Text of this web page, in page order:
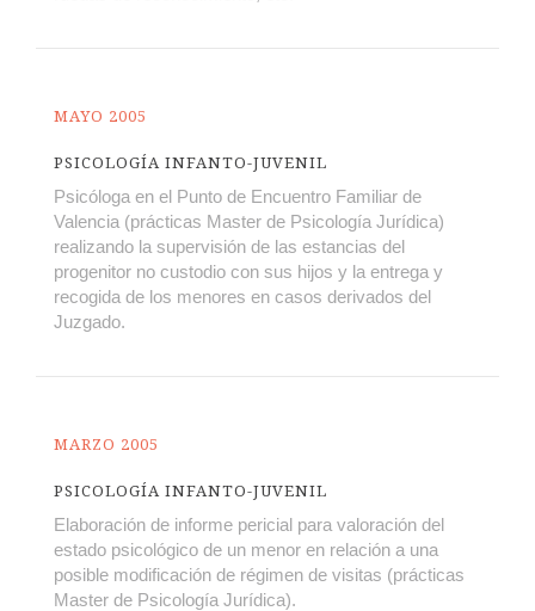
MAYO 2005
PSICOLOGÍA INFANTO-JUVENIL
Psicóloga en el Punto de Encuentro Familiar de
Valencia (prácticas Master de Psicología Jurídica)
realizando la supervisión de las estancias del
progenitor no custodio con sus hijos y la entrega y
recogida de los menores en casos derivados del
Juzgado.
MARZO 2005
PSICOLOGÍA INFANTO-JUVENIL
Elaboración de informe pericial para valoración del
estado psicológico de un menor en relación a una
posible modificación de régimen de visitas (prácticas
Master de Psicología Jurídica).